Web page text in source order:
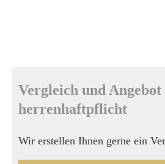
Vergleich und
herren­haft­pflicht
Wir erstellen Ihnen gerne ein